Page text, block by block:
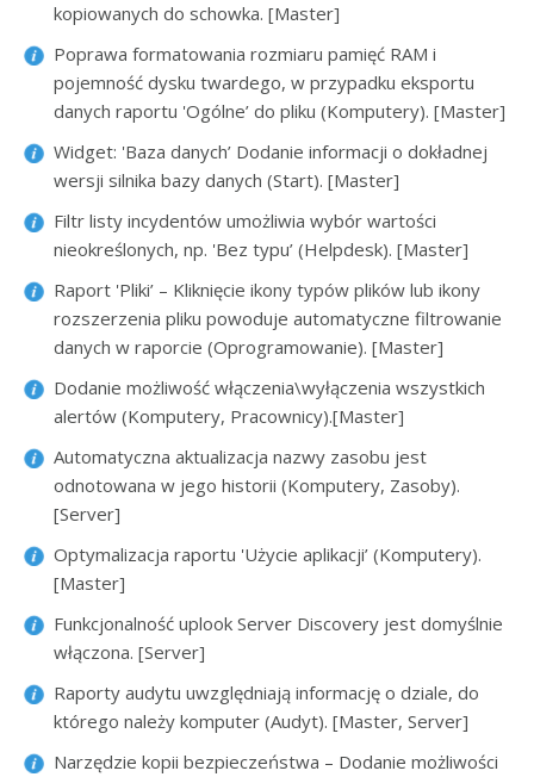
kopiowanych do schowka. [Master]
Poprawa formatowania rozmiaru pamięć RAM i
pojemność dysku twardego, w przypadku eksportu
danych raportu 'Ogólne’ do pliku (Komputery). [Master]
Widget: 'Baza danych’ Dodanie informacji o dokładnej
wersji silnika bazy danych (Start). [Master]
Filtr listy incydentów umożliwia wybór wartości
nieokreślonych, np. 'Bez typu’ (Helpdesk). [Master]
Raport 'Pliki’ – Kliknięcie ikony typów plików lub ikony
rozszerzenia pliku powoduje automatyczne filtrowanie
danych w raporcie (Oprogramowanie). [Master]
Dodanie możliwość włączenia\wyłączenia wszystkich
alertów (Komputery, Pracownicy).[Master]
Automatyczna aktualizacja nazwy zasobu jest
odnotowana w jego historii (Komputery, Zasoby).
[Server]
Optymalizacja raportu 'Użycie aplikacji’ (Komputery).
[Master]
Funkcjonalność uplook Server Discovery jest domyślnie
włączona. [Server]
Raporty audytu uwzględniają informację o dziale, do
którego należy komputer (Audyt). [Master, Server]
Narzędzie kopii bezpieczeństwa – Dodanie możliwości